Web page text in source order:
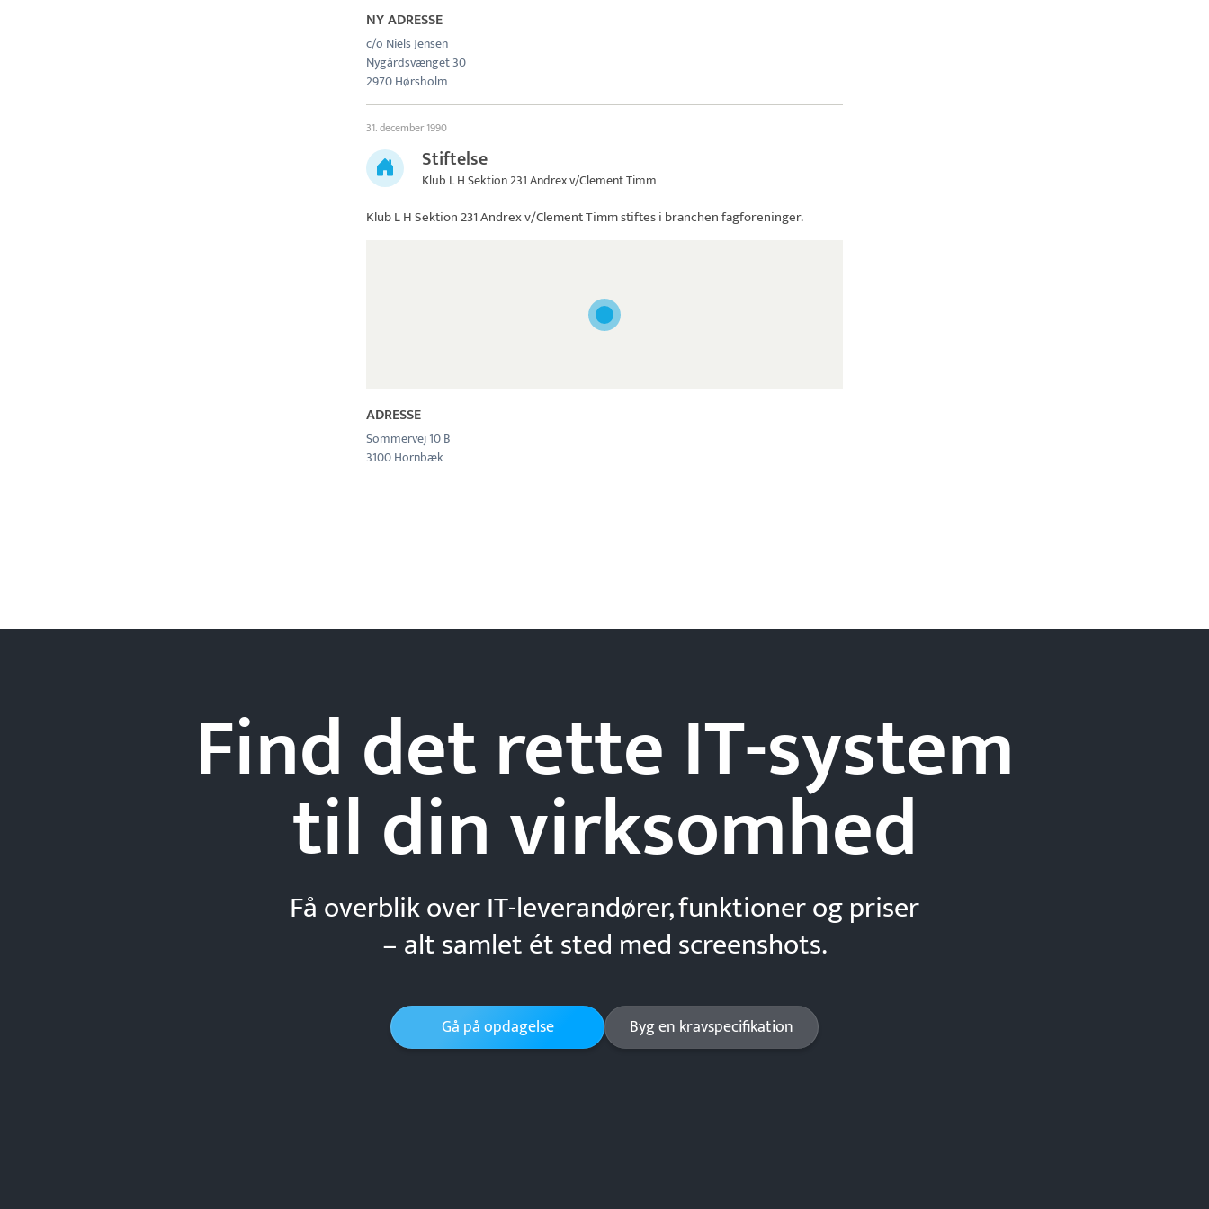
NY ADRESSE
c/o Niels Jensen
Nygårdsvænget 30
2970 Hørsholm
31. december 1990
Stiftelse
Klub L H Sektion 231 Andrex v/Clement Timm
Klub L H Sektion 231 Andrex v/Clement Timmstiftes i branchen fagforeninger.
ADRESSE
Sommervej 10 B
3100 Hornbæk
Find det rette IT-system
tildinvirksomhed
Få overblik over IT-leverandører, funktioner og priser
– alt samlet ét sted med screenshots.
Gå på opdagelse Byg en kravspecifikation